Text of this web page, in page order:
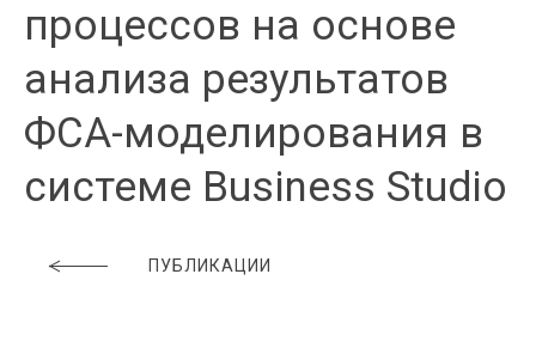
процессов на основе
анализа результатов
ФСА-моделирования в
системе Business Studio
ПУБЛИКАЦИИ